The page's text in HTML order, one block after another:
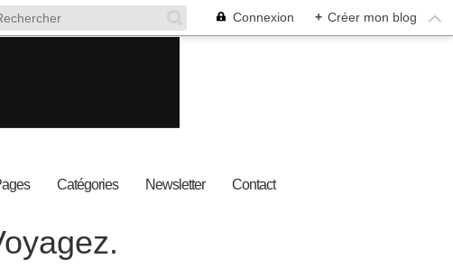
Connexion + Créer mon blog
Catégories Newsletter Contact